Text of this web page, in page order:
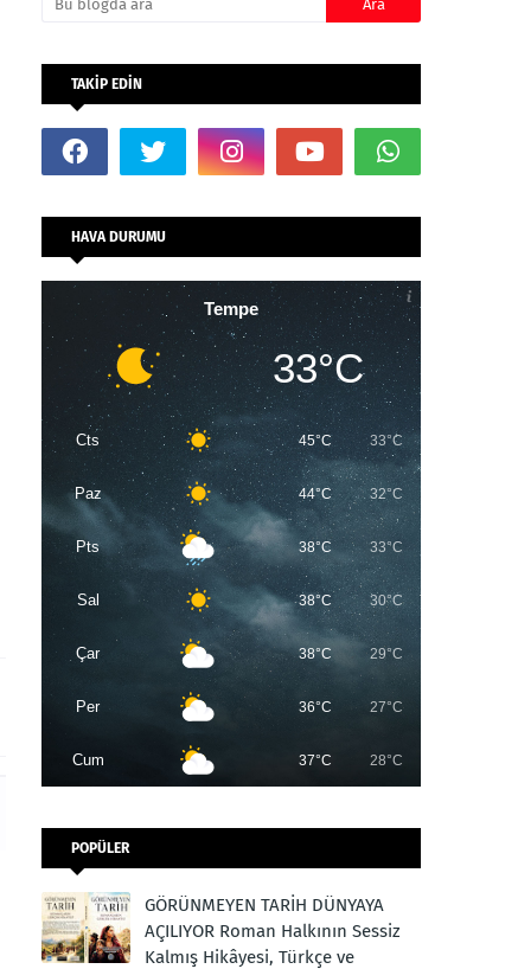
TAKİP EDİN
HAVA DURUMU
Tempe
33°C
Cts 45°C 33°C
Paz 44°C 32°C
Pts 38°C 33°C
Sal 38°C 30°C
Çar 38°C 29°C
Per 36°C 27°C
Cum 37°C 28°C
POPÜLER
GÖRÜNMEYEN TARİH DÜNYAYA
AÇILIYOR Roman Halkının Sessiz
Kalmış Hikâyesi, Türkçe ve